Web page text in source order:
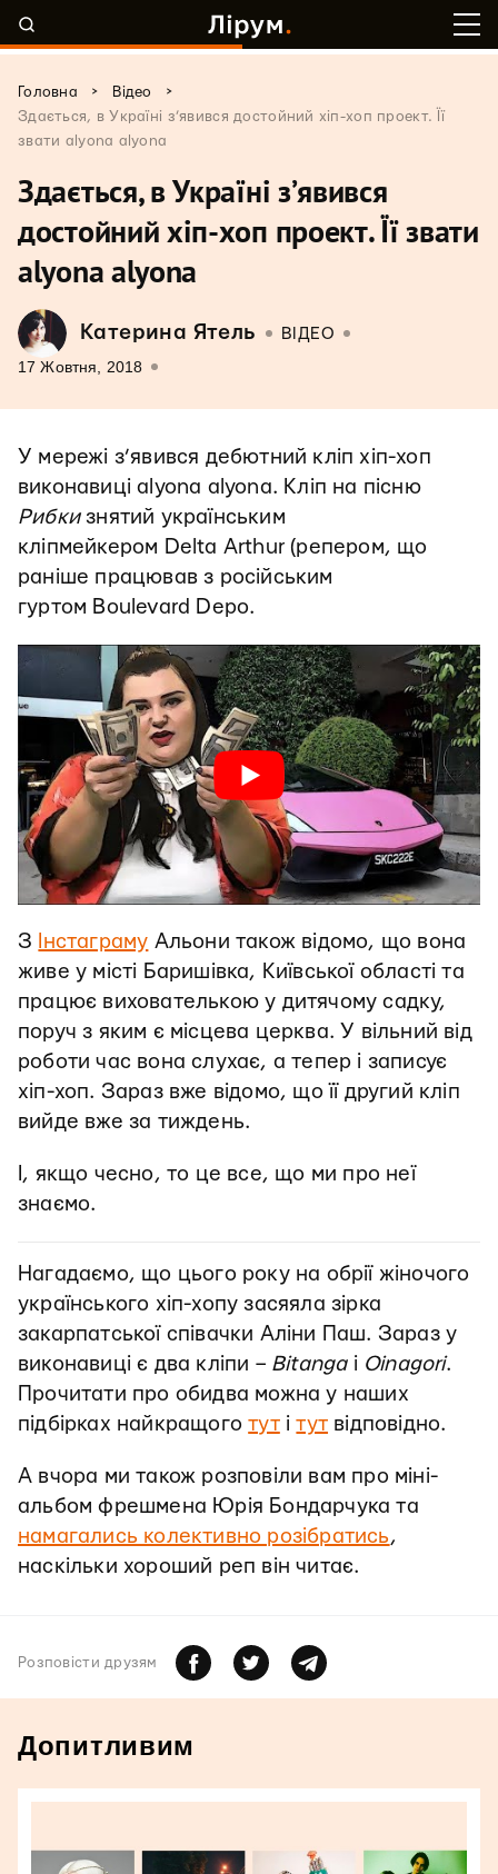
Головна > Відео
>
Здається, в Україні з’явився достойний хіп-хоп проект. Її
звати alyona alyona
Здається, в Україні з’явився
достойний хіп-хоп проект. Її звати
alyona alyona
Катерина Ятель ВІДЕО
17 Жовтня, 2018
У мережі з’явився дебютний кліп хіп-хоп
виконавиці alyona alyona. Кліп на пісню
Рибкизнятий українським
кліпмейкером Delta Arthur (репером, що
раніше працював з російським
гуртом Boulevard Depo.
З Інстаграму Альони також відомо, що вона
живе у місті Баришівка, Київської області та
працює вихователькою у дитячому садку,
поруч з яким є місцева церква. У вільний від
роботи час вона слухає, а тепер і записує
хіп-хоп. Зараз вже відомо, що її другий кліп
вийде вже за тиждень.
І, якщо чесно, то це все, що ми про неї
знаємо.
Нагадаємо, що цього року на обрії жіночого
українського хіп-хопу засяяла зірка
закарпатської співачки Аліни Паш. Зараз у
виконавиці є два кліпи – Bitangai Oinagori.
Прочитати про обидва можна у наших
підбірках найкращоготутітут відповідно.
А вчора ми також розповіли вам про міні-
альбом фрешмена Юрія Бондарчука та
намагались колективно розібратись,
наскільки хороший реп він читає.
Розповiсти друзям
Допитливим